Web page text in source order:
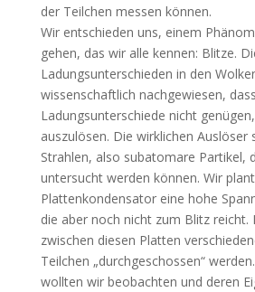
der Teilchen messen können.
Wir entschieden uns, einem
gehen, das wir alle kennen: Blitze.
Ladungsunterschieden in den
wissenschaftlich nachgewiesen,
Ladungsunterschiede nicht
auszulösen. Die wirklichen Auslöser
Strahlen, also subatomare Partikel,
untersucht werden können. Wir
Plattenkondensator eine hohe
die aber noch nicht zum Blitz reicht.
zwischen diesen Platten
Teilchen „durchgeschossen“
wollten wir beobachten und deren